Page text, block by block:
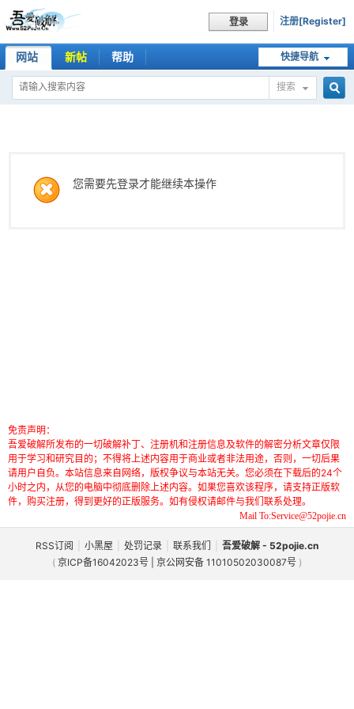
登录 注册[Register]
快捷导航
网站 新帖 帮助
搜索
您需要先登录才能继续本操作
免责声明：
吾爱破解所发布的一切破解补丁、注册机和注册信息及软件的解密分析文章仅限
用于学习和研究目的；不得将上述内容用于商业或者非法用途，否则，一切后果
请用户自负。本站信息来自网络，版权争议与本站无关。您必须在下载后的24个
小时之内，从您的电脑中彻底删除上述内容。如果您喜欢该程序，请支持正版软
件，购买注册，得到更好的正版服务。如有侵权请邮件与我们联系处理。
Mail To:Service@52pojie.cn
RSS订阅 小黑屋 处罚记录 联系我们
吾爱破解 - 52pojie.cn
( 京ICP备16042023号 | 京公网安备 11010502030087号 )